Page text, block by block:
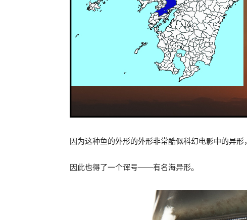
因为这种鱼的外形的外形非常酷似科幻电影中的异形
因此也得了一个诨号——有名海异形。